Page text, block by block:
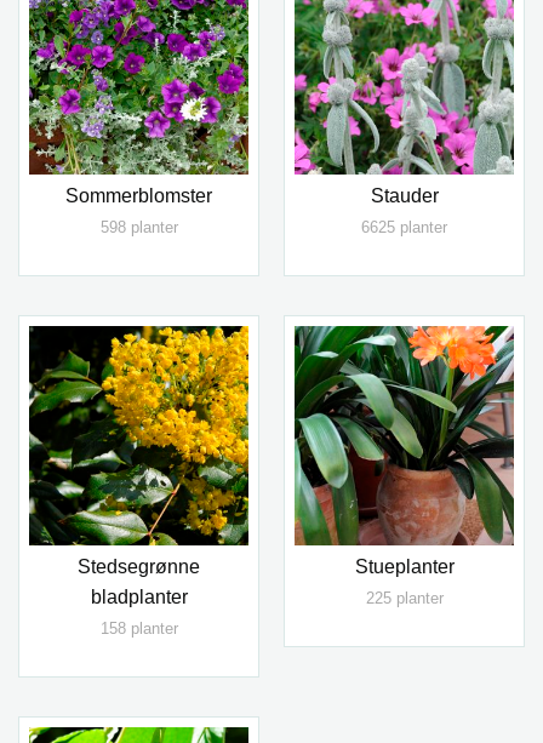
Sommerblomster
598 planter
Stauder
6625 planter
Stedsegrønne
bladplanter
158 planter
Stueplanter
225 planter